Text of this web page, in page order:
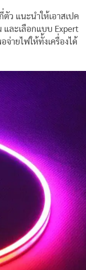
ว แนะนำให้เอาสเปค
และเลือกแบบ Expert
จ่ายไฟให้ทั้งเครื่องได้